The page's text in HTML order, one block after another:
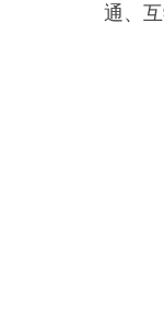
通、